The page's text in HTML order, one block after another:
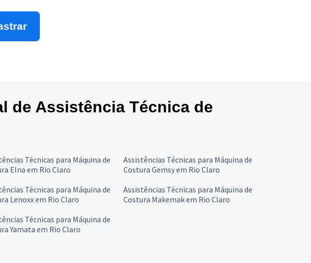
de Assistência Técnica de
Técnicas para Máquina de
Elna em Rio Claro
Assistências Técnicas para Máquina de
Costura Gemsy em Rio Claro
Técnicas para Máquina de
Lenoxx em Rio Claro
Assistências Técnicas para Máquina de
Costura Makemak em Rio Claro
Técnicas para Máquina de
Yamata em Rio Claro